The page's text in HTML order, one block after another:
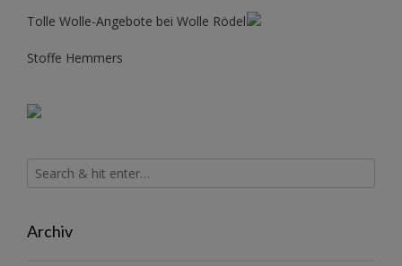
Tolle Wolle-Angebote bei Wolle Rödel
Stoffe Hemmers
Archiv